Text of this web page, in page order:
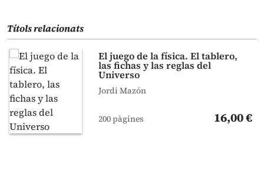
Títols relacionats
El juego de la física. El tablero,
las fichas y las reglas del
Universo
Jordi Mazón
200 pàgines 16,00 €